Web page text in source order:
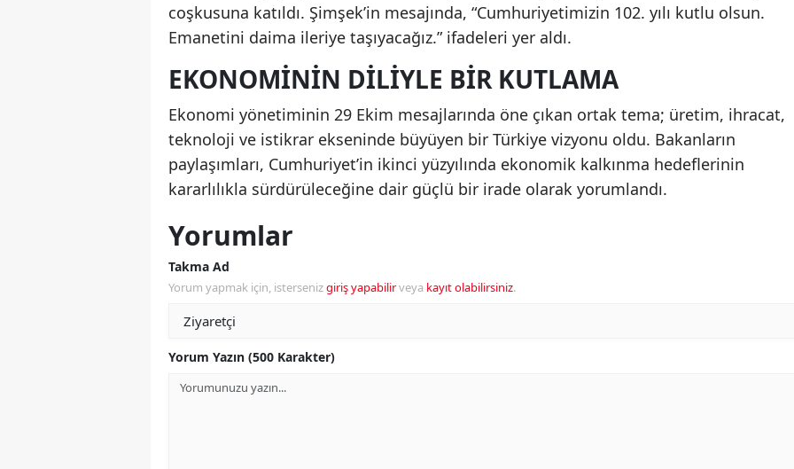
coşkusuna katıldı. Şimşek’in mesajında, “Cumhuriyetimizin 102. yılı kutlu olsun.
Emanetini daima ileriye taşıyacağız.” ifadeleri yer aldı.
EKONOMININ DILIYLE BIR KUTLAMA
Ekonomi yönetiminin 29 Ekim mesajlarında öne çıkan ortak tema; üretim, ihracat,
teknoloji ve istikrar ekseninde büyüyen bir Türkiye vizyonu oldu. Bakanların
paylaşımları, Cumhuriyet’in ikinci yüzyılında ekonomik kalkınma hedeflerinin
kararlılıkla sürdürüleceğine dair güçlü bir irade olarak yorumlandı.
Yorumlar
Takma Ad
Yorum yapmak için, istersenizgiriş yapabilirveya kayıt olabilirsiniz.
Yorum Yazın (500 Karakter)